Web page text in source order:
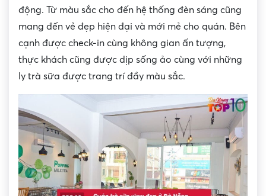
động. Từ màu sắc cho đến hệ thống đèn sáng cũng
mang đến vẻ đẹp hiện đại và mới mẻ cho quán. Bên
cạnh được check-in cùng không gian ấn tượng,
thực khách cũng được dịp sống ảo cùng với những
ly trà sữa được trang trí đầy màu sắc.